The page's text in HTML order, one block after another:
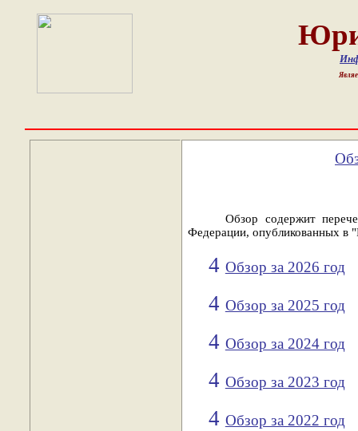
Обзор содержит
Федерации, опубликованных в
4 Обзор за 2026 год
4 Обзор за 2025 год
4 Обзор за 2024 год
4 Обзор за 2023 год
4 Обзор за 2022 год